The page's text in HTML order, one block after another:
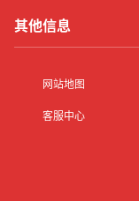
其他信息
网站地图
客服中心